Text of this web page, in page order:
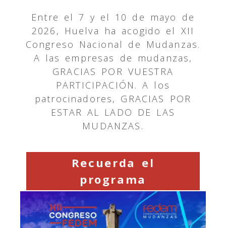
Entre el 7 y el 10 de mayo de
2026, Huelva ha acogido el XII
Congreso Nacional de Mudanzas.
A las empresas de mudanzas,
GRACIAS POR VUESTRA
PARTICIPACIÓN. A los
patrocinadores, GRACIAS POR
ESTAR AL LADO DE LAS
MUDANZAS.
Recuerda el
programa